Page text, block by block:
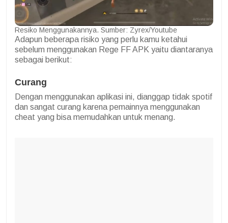
Resiko Menggunakannya. Sumber: Zyrex/Youtube
Adapun beberapa risiko yang perlu kamu ketahui
sebelum menggunakan Rege FF APK yaitu diantaranya
sebagai berikut:
Curang
Dengan menggunakan aplikasi ini, dianggap tidak spotif
dan sangat curang karena pemainnya menggunakan
cheat yang bisa memudahkan untuk menang.